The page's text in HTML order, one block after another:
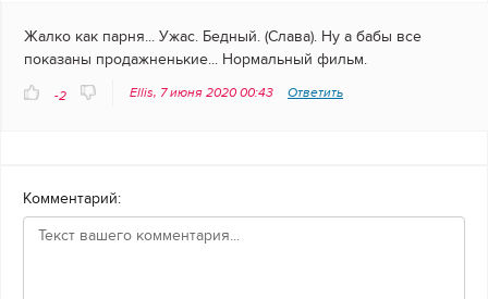
Жалко как парня... Ужас. Бедный. (Слава). Ну а бабы все
показаны продажненькие... Нормальный фильм.
-2 Ellis, 7 июня 2020 00:43 Ответить
Комментарий: